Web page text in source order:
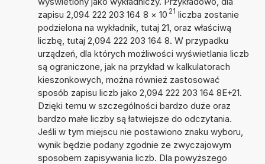
zapisu 2,094 222 203 164 8 × 10 21 liczba zostanie
podzielona na wykładnik, tutaj 21, oraz właściwą
liczbę, tutaj 2,094 222 203 164 8. W przypadku
urządzeń, dla których możliwości wyświetlania liczb
są ograniczone, jak na przykład w kalkulatorach
kieszonkowych, można również zastosować
sposób zapisu liczb jako 2,094 222 203 164 8E+21.
Dzięki temu w szczególności bardzo duże oraz
bardzo małe liczby są łatwiejsze do odczytania.
Jeśli w tym miejscu nie postawiono znaku wyboru,
wynik będzie podany zgodnie ze zwyczajowym
sposobem zapisywania liczb. Dla powyższego